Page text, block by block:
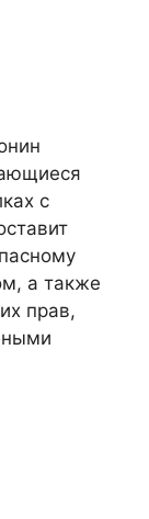
с
а также
прав,